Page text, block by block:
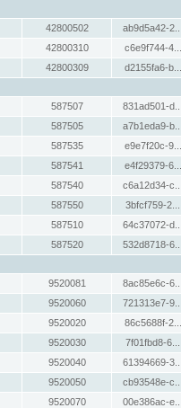
42800502 ab9d5a42-2...
42800310 c6e9f744-4...
42800309 d2155fa6-b...
587507 831ad501-d...
587505 a7b1eda9-b...
587535 e9e7f20c-9...
587541 e4f29379-6...
587540 c6a12d34-c...
587550 3bfcf759-2...
587510 64c37072-d...
587520 532d8718-6...
9520081 8ac85e6c-6...
9520060 721313e7-9...
9520020 86c5688f-2...
9520030 7f01fbd8-6...
9520040 61394669-3...
9520050 cb93548e-c...
9520070 00e386ac-e...